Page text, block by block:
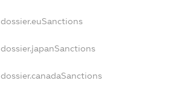
dossier.euSanctions
dossier.japanSanctions
dossier.canadaSanctions